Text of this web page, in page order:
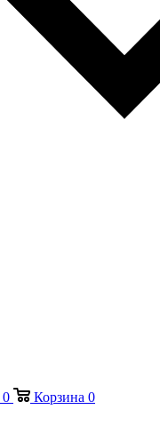
0 Корзина 0